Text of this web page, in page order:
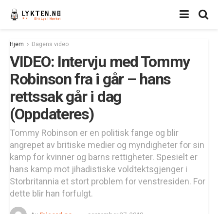
Hjem Dagens video
VIDEO: Intervju med Tommy
Robinson fra i går – hans
rettssak går i dag
(Oppdateres)
Tommy Robinson er en politisk fange og blir
angrepet av britiske medier og myndigheter for sin
kamp for kvinner og barns rettigheter. Spesielt er
hans kamp mot jihadistiske voldtektsgjenger i
Storbritannia et stort problem for venstresiden. For
dette blir han forfulgt.